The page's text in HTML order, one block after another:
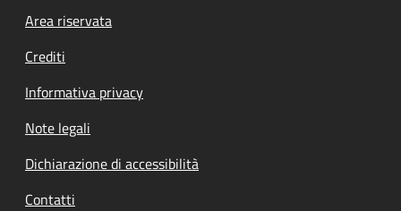
Footer menu
Area riservata
Crediti
Informativa privacy
Note legali
Dichiarazione di accessibilità
Contatti